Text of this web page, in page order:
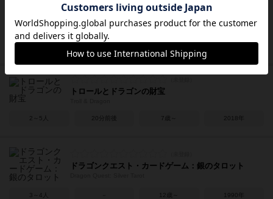
ザ・レフュージ：生存競争
The Refuge: A Race for Survival
トロールとドラゴンの財宝
2～5人 20分前後 7歳～ 2018年
ドラゴンクエスト・カードゲーム：銀のタロット
3～4人 12歳～ 1990年